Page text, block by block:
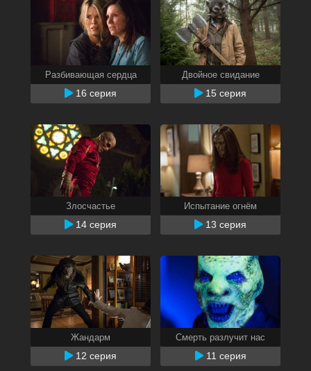
Разбивающая сердца
16 серия
Двойное свидание
15 серия
Злосчастье
14 серия
Испытание огнём
13 серия
Жандарм
12 серия
Смерть разлучит нас
11 серия